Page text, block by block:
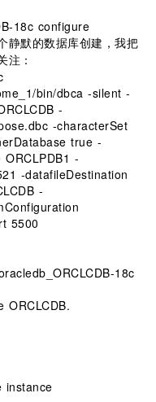
18c configure
静默的数据库创建，我把
注：
bin/dbca -silent -
-
-characterSet
true -
-
-datafileDestination
-
5500
18c
ORCLCDB.
instance